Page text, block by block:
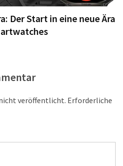
Der Start in eine neue Ära
veröffentlicht. Erforderliche